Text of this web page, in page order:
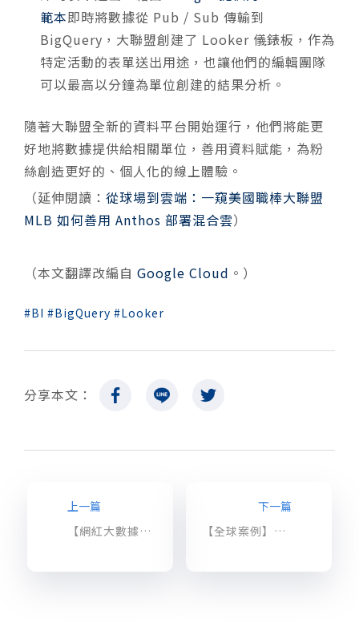
範本即時將數據從 Pub / Sub 傳輸到
BigQuery，大聯盟創建了 Looker 儀錶板，作為
特定活動的表單送出用途，也讓他們的編輯團隊
可以最高以分鐘為單位創建的結果分析。
隨著大聯盟全新的資料平台開始運行，他們將能更
好地將數據提供給相關單位，善用資料賦能，為粉
絲創造更好的、個人化的線上體驗。
（延伸閱讀： 從球場到雲端：一窺美國職棒大聯盟
MLB 如何善用 Anthos 部署混合雲）
（本文翻譯改編自 Google Cloud 。）
BI BigQuery Looker
分享本文：
上一篇
【網紅大數據】台灣英語教學 YouTuber 都在教什麼？(一)
下一篇
【全球案例】加快網站速度還能省成本！時裝業者 AllSaints 的電商轉型之旅